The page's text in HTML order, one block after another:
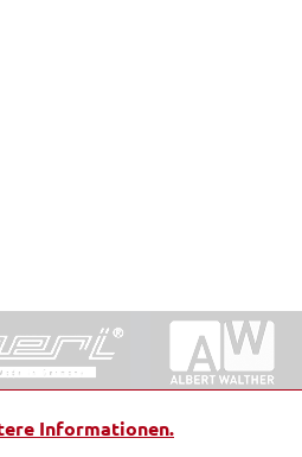
Informationen.
Datenschutz